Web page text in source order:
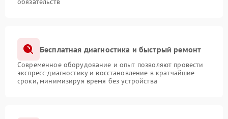
Бесплатная диагностика и быстрый ремонт
Современное оборудование и опыт позволяют провести
экспресс-диагностику и восстановление в кратчайшие
сроки, минимизируя время без устройства